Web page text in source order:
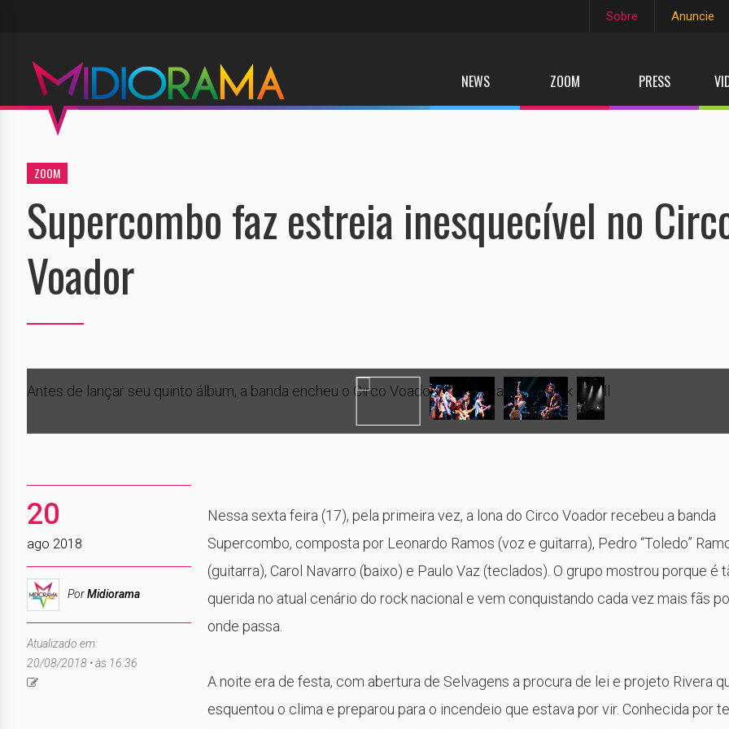
Sobre Anuncie
NEWS ZOOM PRESS
ZOOM
Supercombo faz estreia inesquecível no
Voador
Antes de lançar seu quinto álbum, a banda encheu o Circo Voador de música boa e rock ‘n’ roll
prev
20
ago 2018
PorMidiorama
Atualizado em:
20/08/2018 • às 16:36
Nessa sexta feira (17), pela primeira vez, a lona do Circo Voador recebeu a banda
Supercombo, composta por Leonardo Ramos (voz e guitarra), Pedro “Toledo”
(guitarra), Carol Navarro (baixo) e Paulo Vaz (teclados). O grupo mostrou porque é
querida no atual cenário do rock nacional e vem conquistando cada vez mais fãs
onde passa.
A noite era de festa, com abertura de Selvagens a procura de lei e projeto Rivera
esquentou o clima e preparou para o incendeio que estava por vir. Conhecida por